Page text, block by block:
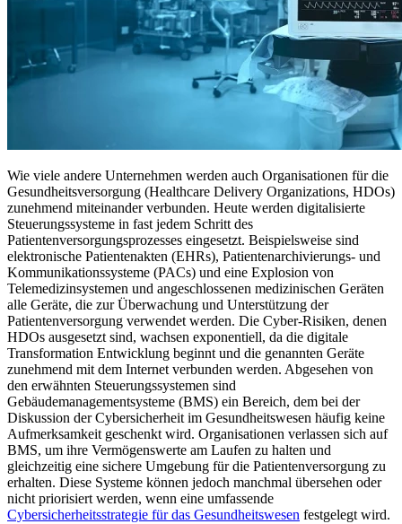
Wie viele andere Unternehmen werden auch Organisationen für die
Gesundheitsversorgung (Healthcare Delivery Organizations, HDOs)
zunehmend miteinander verbunden. Heute werden digitalisierte
Steuerungssysteme in fast jedem Schritt des
Patientenversorgungsprozesses eingesetzt. Beispielsweise sind
elektronische Patientenakten (EHRs), Patientenarchivierungs- und
Kommunikationssysteme (PACs) und eine Explosion von
Telemedizinsystemen und angeschlossenen medizinischen Geräten
alle Geräte, die zur Überwachung und Unterstützung der
Patientenversorgung verwendet werden. Die Cyber-Risiken, denen
HDOs ausgesetzt sind, wachsen exponentiell, da die digitale
Transformation Entwicklung beginnt und die genannten Geräte
zunehmend mit dem Internet verbunden werden. Abgesehen von
den erwähnten Steuerungssystemen sind
Gebäudemanagementsysteme (BMS) ein Bereich, dem bei der
Diskussion der Cybersicherheit im Gesundheitswesen häufig keine
Aufmerksamkeit geschenkt wird. Organisationen verlassen sich auf
BMS, um ihre Vermögenswerte am Laufen zu halten und
gleichzeitig eine sichere Umgebung für die Patientenversorgung zu
erhalten. Diese Systeme können jedoch manchmal übersehen oder
nicht priorisiert werden, wenn eine umfassende
Cybersicherheitsstrategie für das Gesundheitswesen festgelegt wird.